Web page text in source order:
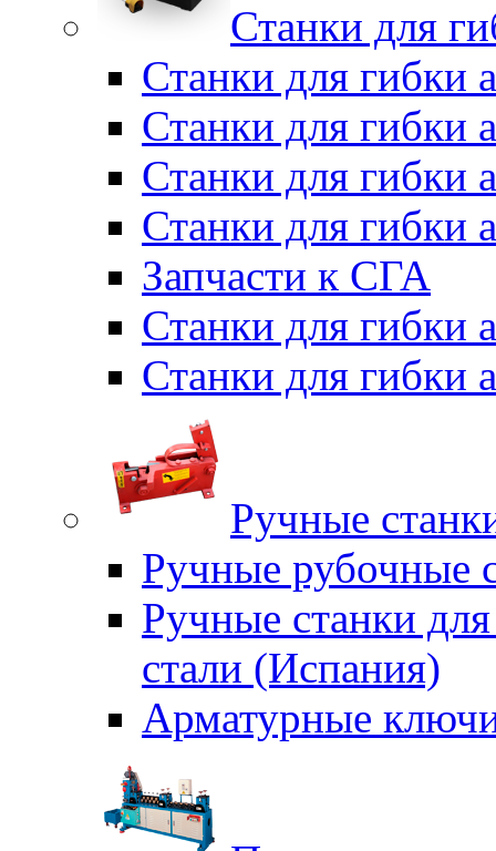
Станки для
Станки для гибки
Станки для гибки
Станки для гибки
Станки для гибки
Запчасти к СГА
Станки для гибки
Станки для гибки
Ручные
Ручные рубочные
Ручные станки
стали (Испания)
Арматурные